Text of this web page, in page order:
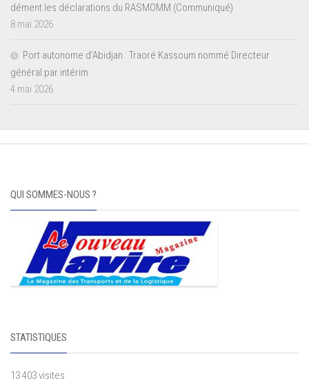
dément les déclarations du RASMOMM (Communiqué)
8 mai 2026
Port autonome d’Abidjan : Traoré Kassoum nommé Directeur
général par intérim
4 mai 2026
QUI SOMMES-NOUS ?
STATISTIQUES
13 403 visites